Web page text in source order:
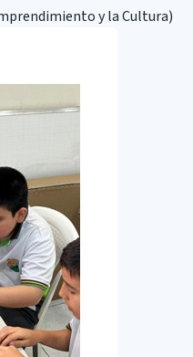
y la Cultura)